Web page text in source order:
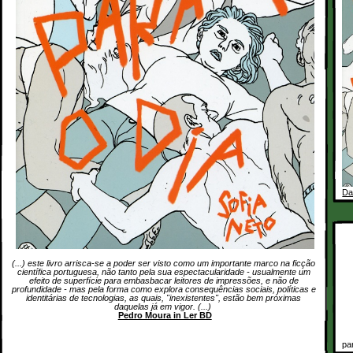
(...) este livro arrisca-se a poder ser visto como um importante marco na ficção
científica portuguesa, não tanto pela sua espectacularidade - usualmente um
efeito de superfície para embasbacar leitores de impressões, e não de
profundidade - mas pela forma como explora consequências sociais, políticas e
identitárias de tecnologias, as quais, "inexistentes", estão bem próximas
daquelas já em vigor. (...)
Pedro Moura in Ler BD